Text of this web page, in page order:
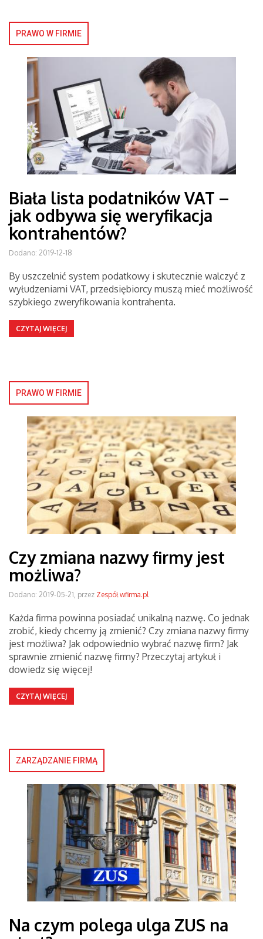
PRAWO W FIRMIE
Biała lista podatników VAT –
jak odbywa się weryfikacja
kontrahentów?
Dodano: 2019-12-18
By uszczelnić system podatkowy i skutecznie walczyć z
wyłudzeniami VAT, przedsiębiorcy muszą mieć możliwość
szybkiego zweryfikowania kontrahenta.
CZYTAJ WIĘCEJ
PRAWO W FIRMIE
Czy zmiana nazwy firmy jest
możliwa?
Dodano: 2019-05-21, przez Zespół wfirma.pl
Każda firma powinna posiadać unikalną nazwę. Co jednak
zrobić, kiedy chcemy ją zmienić? Czy zmiana nazwy firmy
jest możliwa? Jak odpowiednio wybrać nazwę firm? Jak
sprawnie zmienić nazwę firmy? Przeczytaj artykuł i
dowiedz się więcej!
CZYTAJ WIĘCEJ
ZARZĄDZANIE FIRMĄ
Na czym polega ulga ZUS na